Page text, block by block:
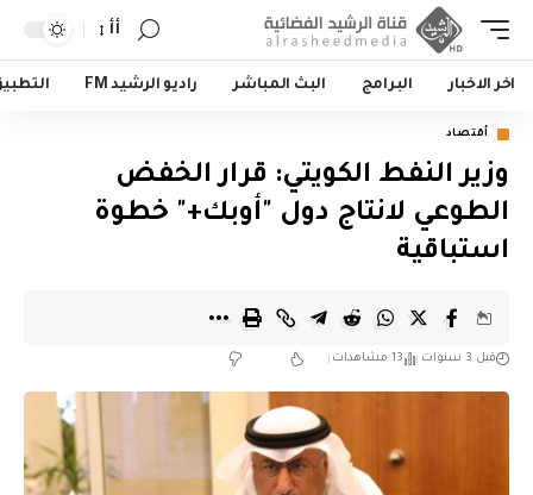
أأ
اخر الاخبار البرامج البث المباشر راديو الرشيد FM
أقتصاد
وزير النفط الكويتي: قرار الخفض
الطوعي لانتاج دول "أوبك+" خطوة
استباقية
قبل 3 سنوات 13 مشاهدات